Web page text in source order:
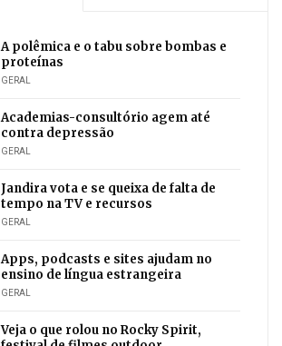
A polêmica e o tabu sobre bombas e
proteínas
GERAL
Academias-consultório agem até
contra depressão
GERAL
Jandira vota e se queixa de falta de
tempo na TV e recursos
GERAL
Apps, podcasts e sites ajudam no
ensino de língua estrangeira
GERAL
Veja o que rolou no Rocky Spirit,